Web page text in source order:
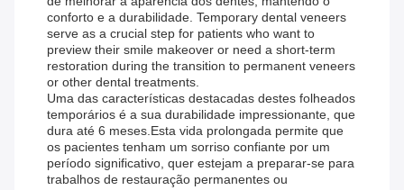
conforto e a durabilidade. Temporary dental veneers
serve as a crucial step for patients who want to
preview their smile makeover or need a short-term
restoration during the transition to permanent veneers
or other dental treatments.
Uma das características destacadas destes folheados
temporários é a sua durabilidade impressionante, que
dura até 6 meses.Esta vida prolongada permite que
os pacientes tenham um sorriso confiante por um
período significativo, quer estejam a preparar-se para
trabalhos de restauração permanentes ou